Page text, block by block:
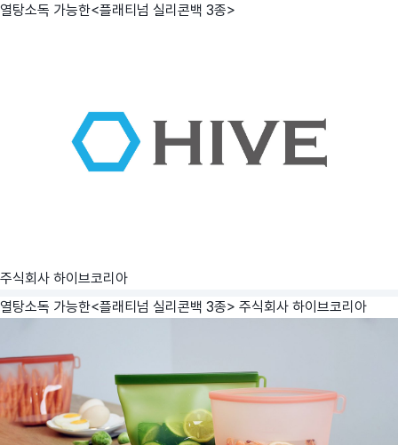
열탕소독 가능한<플래티넘 실리콘백 3종>
주식회사 하이브코리아
열탕소독 가능한<플래티넘 실리콘백 3종> 주식회사 하이브코리아